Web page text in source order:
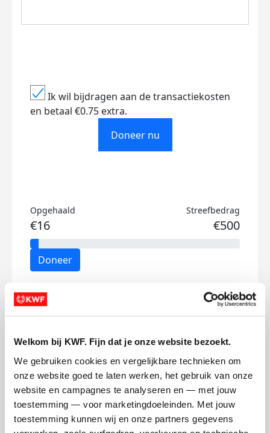
Welkom bij KWF. Fijn dat je onze website bezoekt.
We gebruiken cookies en vergelijkbare technieken om
onze website goed te laten werken, het gebruik van onze
website en campagnes te analyseren en — met jouw
toestemming — voor marketingdoeleinden. Met jouw
toestemming kunnen wij en onze partners gegevens
Ik wil bijdragen aan de transactiekosten
en betaal €0.75 extra.
Doneer nu
Opgehaald
€16
Streefbedrag
€500
Doneer